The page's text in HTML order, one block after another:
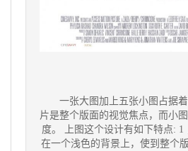
一张大图加上五张小图占据
片是整个版面的视觉焦点，而小
度。 上图这个设计有如下特点: 1
在一个浅色的背景上，使到整个